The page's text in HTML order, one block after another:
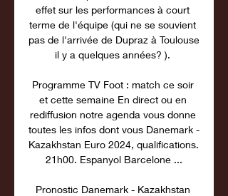
effet sur les performances à court
terme de l'équipe (qui ne se souvient
pas de l'arrivée de Dupraz à Toulouse
il y a quelques années? ).
Programme TV Foot : match ce soir
et cette semaine En direct ou en
rediffusion notre agenda vous donne
toutes les infos dont vous Danemark -
Kazakhstan Euro 2024, qualifications.
21h00. Espanyol Barcelone ...
Pronostic Danemark - Kazakhstan